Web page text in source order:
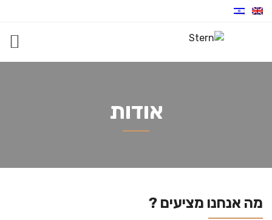
אודות
מה אנחנו מציעים ?